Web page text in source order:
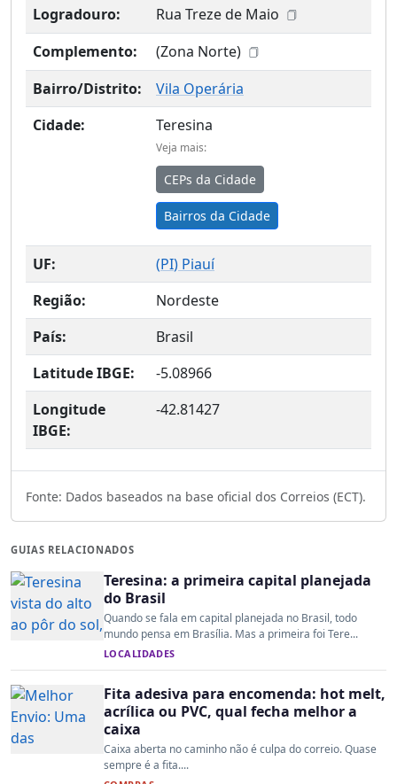
Logradouro:
Rua Treze de Maio
Complemento:
(Zona Norte)
Bairro/Distrito:
Vila Operária
Cidade:
Teresina
Veja mais:
CEPs da Cidade
Bairros da Cidade
UF: (PI) Piauí
Região:
Nordeste
País:
Brasil
Latitude IBGE:
-5.08966
Longitude
IBGE:
-42.81427
Fonte: Dados baseados na base oficial dos Correios (ECT).
GUIAS RELACIONADOS
Teresina: a primeira capital planejada
do Brasil
Quando se fala em capital planejada no Brasil, todo
mundo pensa em Brasília. Mas a primeira foi Tere...
LOCALIDADES
Fita adesiva para encomenda: hot melt,
acrílica ou PVC, qual fecha melhor a
caixa
Caixa aberta no caminho não é culpa do correio. Quase
sempre é a fita....